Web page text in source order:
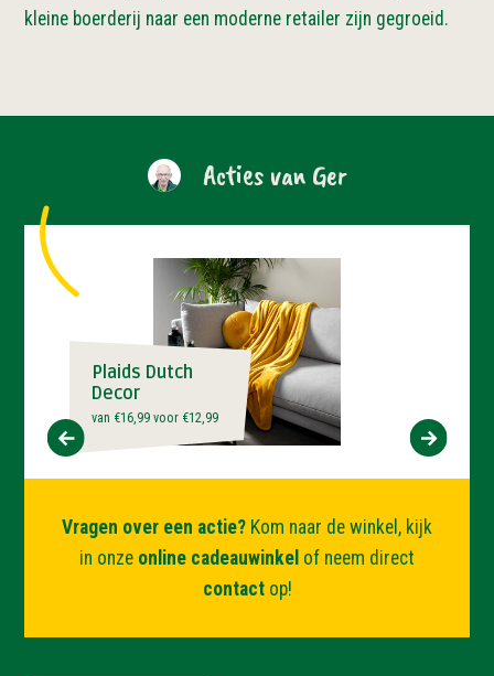
kleine boerderij naar een moderne retailer zijn gegroeid.
Acties van Ger
Plaids Dutch
Decor
van €16,99 voor €12,99
‹ ›
Vragen over een actie? Kom naar de winkel, kijk
in onze online cadeauwinkel of neem direct
contactop!